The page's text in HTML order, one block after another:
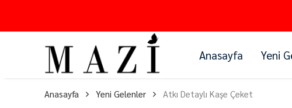
Anasayfa Yeni
Anasayfa Yeni Gelenler Atkı Detaylı Kaşe Çeket